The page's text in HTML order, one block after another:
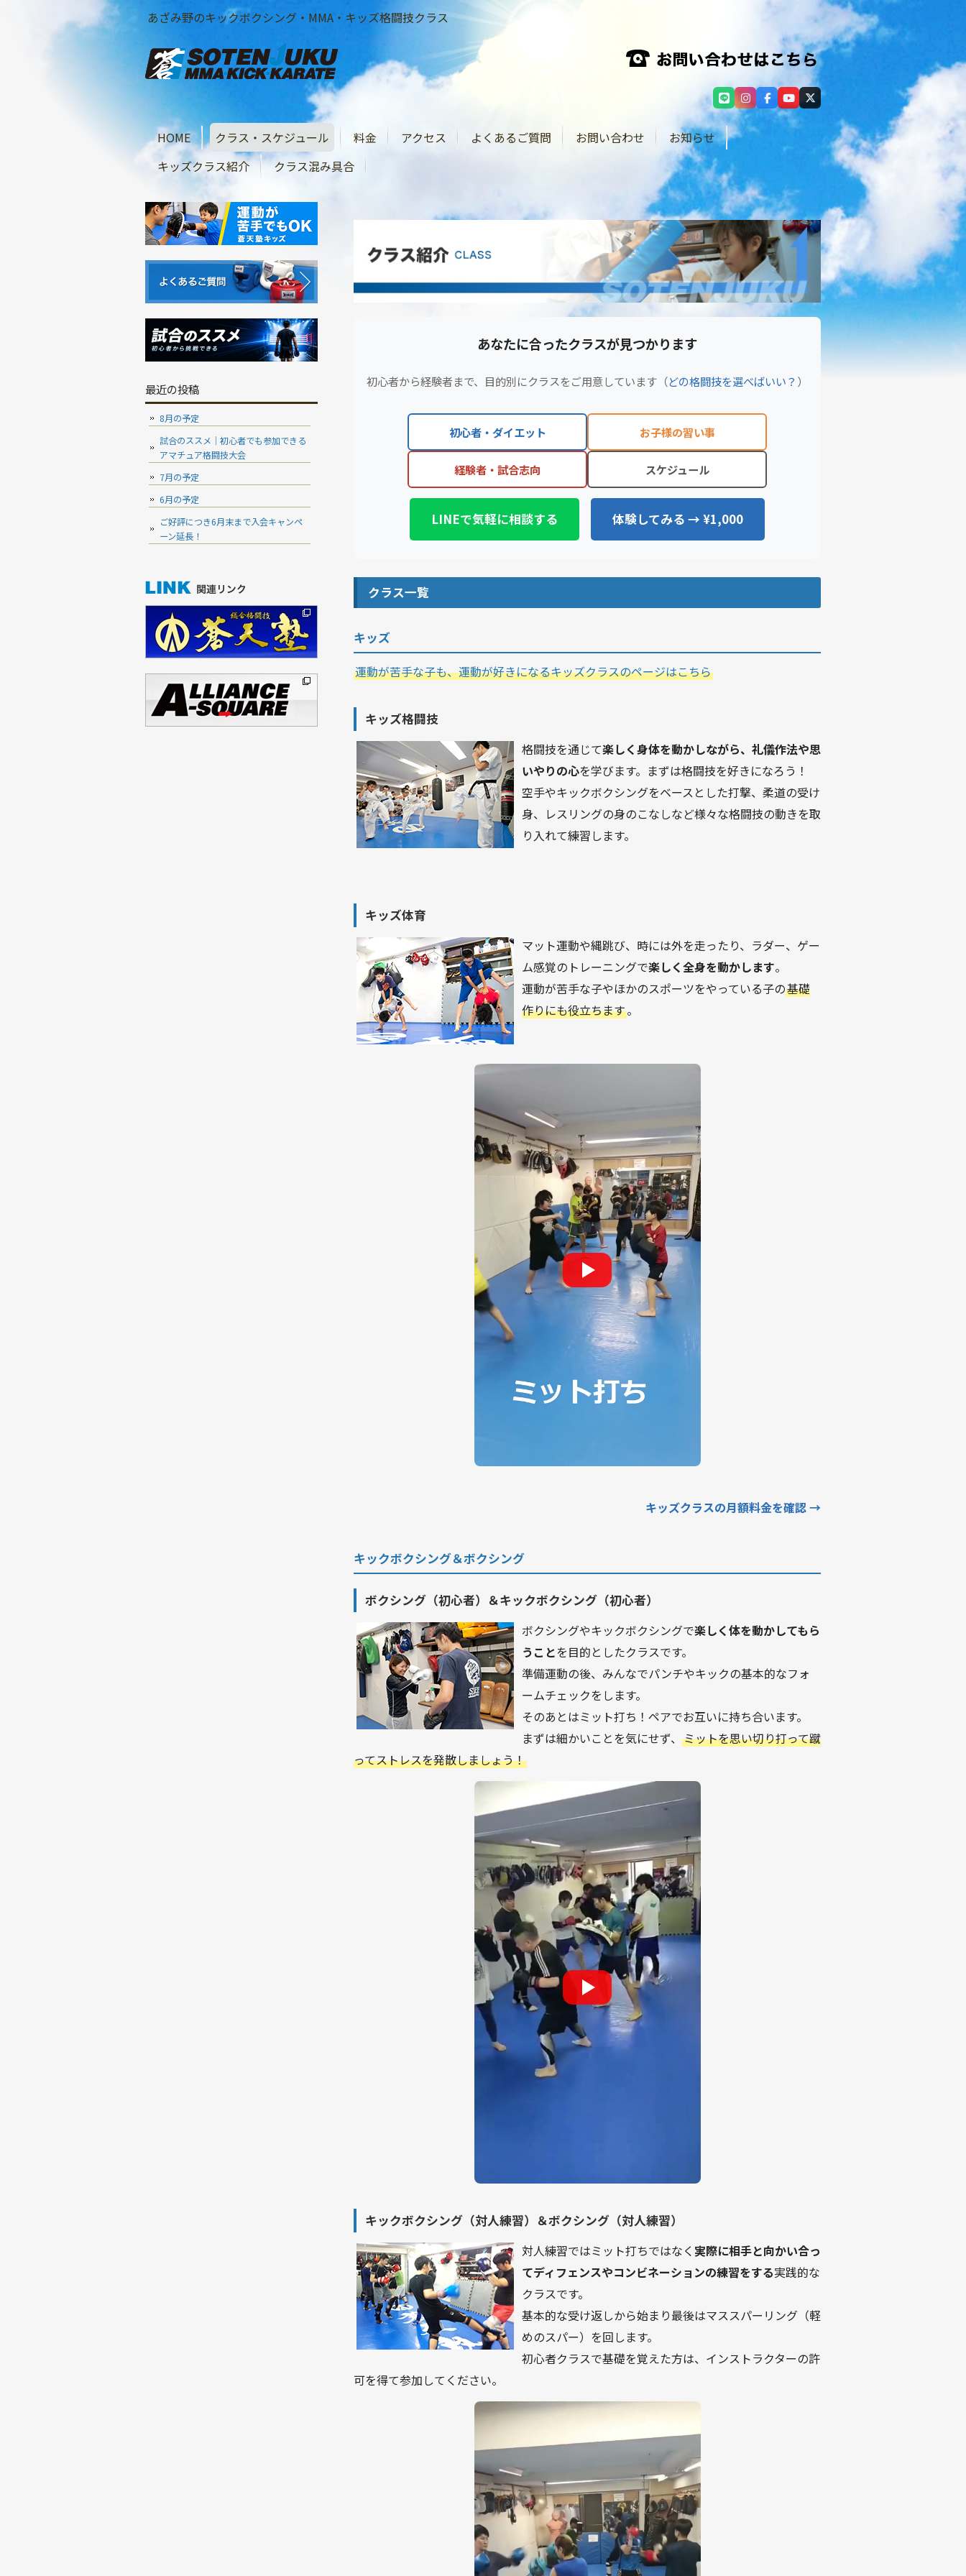
あざみ野のキックボクシング・MMA・キッズ格闘技クラス
HOME クラス・スケジュール 料金 アクセス よくあるご質問 お問い合わせ
お知らせ
キッズクラス紹介
クラス混み具合
あなたに合ったクラスが見つかります
初心者から経験者まで、目的別にクラスをご用意しています（どの格闘技を選べばいい？ ）
初心者・ダイエット お子様の習い事
経験者・試合志向 スケジュール
LINEで気軽に相談する 体験してみる → ¥1,000
クラス一覧
キッズ
運動が苦手な子も、運動が好きになるキッズクラスのページはこちら
キッズ格闘技
格闘技を通じて楽しく身体を動かしながら、礼儀作法や思
いやりの心を学びます。まずは格闘技を好きになろう！
空手やキックボクシングをベースとした打撃、柔道の受け
身、レスリングの身のこなしなど様々な格闘技の動きを取
り入れて練習します。
キッズ体育
マット運動や縄跳び、時には外を走ったり、ラダー、ゲー
ム感覚のトレーニングで楽しく全身を動かします。
運動が苦手な子やほかのスポーツをやっている子の基礎
作りにも役立ちます。
キッズクラスの月額料金を確認 →
キックボクシング＆ボクシング
ボクシング（初心者）＆キックボクシング（初心者）
ボクシングやキックボクシングで楽しく体を動かしてもら
うことを目的としたクラスです。
準備運動の後、みんなでパンチやキックの基本的なフォ
ームチェックをします。
そのあとはミット打ち！ペアでお互いに持ち合います。
まずは細かいことを気にせず、 ミットを思い切り打って蹴
ってストレスを発散しましょう！
キックボクシング（対人練習）＆ボクシング（対人練習）
対人練習ではミット打ちではなく 実際に相手と向かい合っ
てディフェンスやコンビネーションの練習をする実践的な
クラスです。
基本的な受け返しから始まり最後はマススパーリング（軽
めのスパー）を回します。
初心者クラスで基礎を覚えた方は、インストラクターの許
可を得て参加してください。
最近の投稿
8月の予定
試合のススメ｜初心者でも参加できる
アマチュア格闘技大会
7月の予定
6月の予定
ご好評につき6月末まで入会キャンペ
ーン延長！